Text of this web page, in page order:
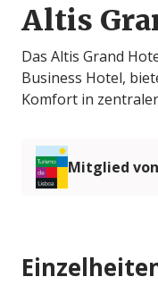
Altis
Das Altis Grand
Business Hotel,
Komfort in
Mitglied